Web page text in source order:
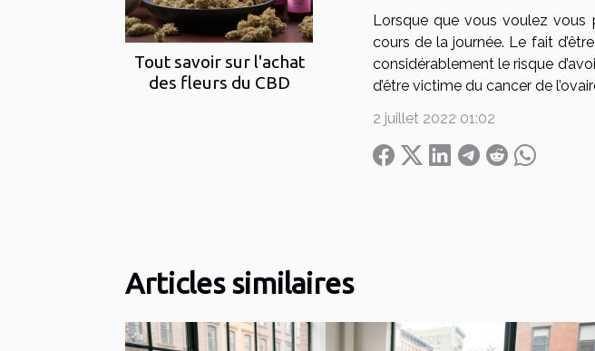
Tout savoir sur l'achat
des fleurs du CBD
Lorsque que vous voulez
cours de la journée. Le fait
considérablement le risque
d’être victime du cancer de
2 juillet 2022 01:02
Articles similaires